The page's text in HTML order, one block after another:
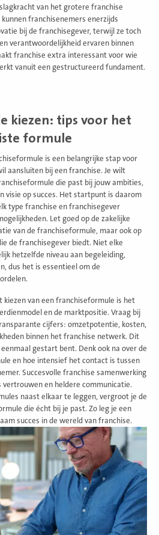
van het grotere franchise
franchisenemers enerzijds
bij de franchisegever, terwijl ze toch
verantwoordelijkheid ervaren binnen
franchise extra interessant voor wie
vanuit een gestructureerd fundament.
kiezen: tips voor het
formule
is een belangrijke stap voor
aansluiten bij een franchise. Je wilt
die past bij jouw ambities,
visie op succes. Het startpunt is daarom
type franchise en franchisegever
Let goed op de zakelijke
van de franchiseformule, maar ook op
de franchisegever biedt. Niet elke
hetzelfde niveau aan begeleiding,
dus het is essentieel om de
kiezen van een franchiseformule is het
en de marktpositie. Vraag bij
cijfers: omzetpotentie, kosten,
binnen het franchise netwerk. Dit
gestart bent. Denk ook na over de
en hoe intensief het contact is tussen
Succesvolle franchise samenwerking
en heldere communicatie.
naast elkaar te leggen, vergroot je de
die écht bij je past. Zo leg je een
succes in de wereld van franchise.